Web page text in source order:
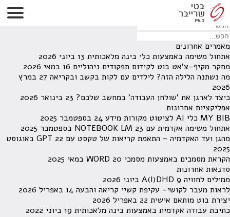
לא נמצאו תוצאות תחת קטגוריה זו.
מחפש משהו מסויים? השתמש בחיפוש
מאמרים אחרונים
אתחול משימה באמצעות כלי בינה מלאכותית 13 ביוני 2026
מחקר מקיף-צ'אט בוט לקידום תפקודים ניהוליים 16 במאי 2026
מה נשתנה הלילה הזה? לילדים עם לקות בקשב ובקריאה
27 במרץ
2026
כיצד לארגן את 'שולחן העבודה' במחשב שלכם? 23 בינואר 2026
אפליקציות אחרונות
MY BIB כלי AI לציטוט מקורות מידע
24 בספטמבר 2025
אתחול משימה אקדמית עם NOTEBOOK LM 23 בספטמבר 2025
מהגן ועד האקדמיה – התאמת קריאות של טקסט עם GPT
22 באוגוסט
2025
הקראת מסמכים באמצעות מסמכי WORD 20 במאי 2025
סדנאות אחרונות
ממילים לחוויה A(I)DHD 9 ביוני 2026
לראות מעבר לקושי- עקיפת קשיי קריאה והבעה 14 באפריל 2026
יצירת בוט מותאם אישית 22 באפריל 2026
כתיבת עבודה אקדמית באמצעות בינה מלאכותית 19 ביוני 2022